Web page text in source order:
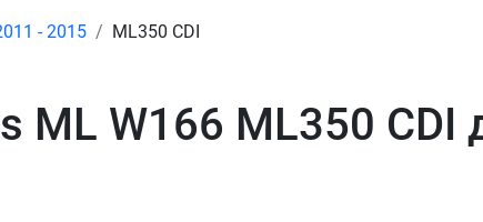
- 2015 ML350 CDI
ML W166 ML350 CDI